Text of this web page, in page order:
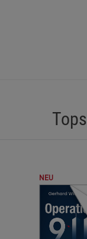
NEU
Statistik
Beschreibung